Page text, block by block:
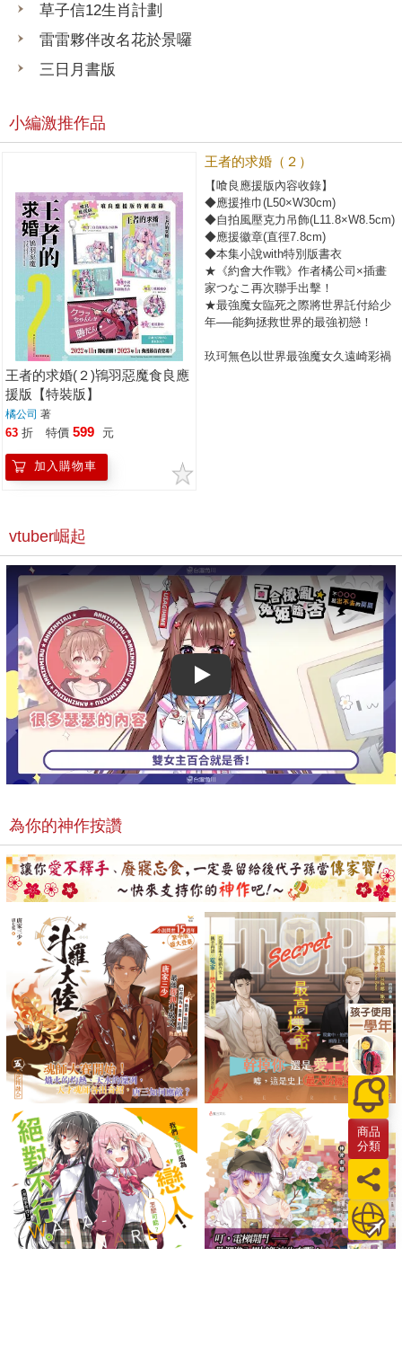
草子信12生肖計劃
雷雷夥伴改名花於景囉
三日月書版
小編激推作品
王者的求婚(２)鴇羽惡魔食良應
援版【特裝版】
橘公司 著
63 折 特價 599 元
加入購物車
王者的求婚（２）
【喰良應援版內容收錄】
◆應援推巾(L50×W30cm)
◆自拍風壓克力吊飾(L11.8×W8.5cm)
◆應援徽章(直徑7.8cm)
◆本集小說with特別版書衣
★《約會大作戰》作者橘公司×插畫
家つなこ再次聯手出擊！
★最強魔女臨死之際將世界託付給少
年──能夠拯救世界的最強初戀！
玖珂無色以世界最強魔女久遠崎彩禍
色），絕不能輸的戀愛與魔術大戰就
此展開！ ©Koushi Tachibana,
Tsunako 2022
KADOKAWA CORPORATION
vtuber崛起
Play video
為你的神作按讚
商品
分類